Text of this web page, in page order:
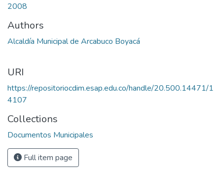
2008
Authors
Alcaldía Municipal de Arcabuco Boyacá
URI
https://repositoriocdim.esap.edu.co/handle/20.500.14471/1
4107
Collections
Documentos Municipales
Full item page